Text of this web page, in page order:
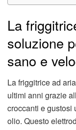
La
soluzione
sano e
La friggitrice ad
ultimi anni grazie
croccanti e gustosi
olio. Questo